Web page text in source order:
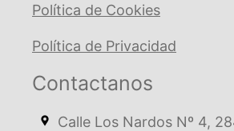
Política de Cookies
Política de Privacidad
Contactanos
Calle Los Nardos Nº 4,